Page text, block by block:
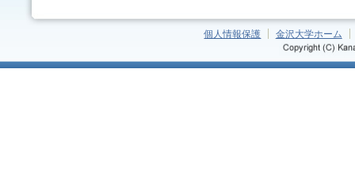
個人情報保護 金沢大学ホーム